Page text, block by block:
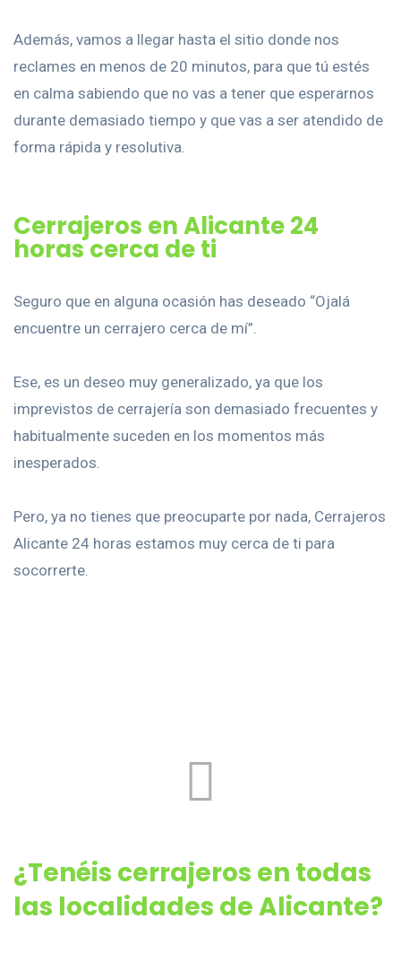
Además, vamos a llegar hasta el sitio donde nos
reclames en menos de 20 minutos, para que tú estés
en calma sabiendo que no vas a tener que esperarnos
durante demasiado tiempo y que vas a ser atendido de
forma rápida y resolutiva.
Cerrajeros en Alicante 24
horas cerca de ti
Seguro que en alguna ocasión has deseado “Ojalá
encuentre un cerrajero cerca de mí”.
Ese, es un deseo muy generalizado, ya que los
imprevistos de cerrajería son demasiado frecuentes y
habitualmente suceden en los momentos más
inesperados.
Pero, ya no tienes que preocuparte por nada, Cerrajeros
Alicante 24 horas estamos muy cerca de ti para
socorrerte.
¿Tenéis cerrajeros en todas
las localidades de Alicante?